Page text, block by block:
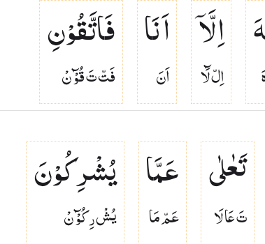
اِلَّاۤ
اِلّ لَٓا
اَنَا
اَنَ
فَاتَّقُوْنِ
فَتّ تَ قُوْٓ نْ
تَعٰلٰی
تَ عَا لَا
عَمَّا
عَمّ مَا
یُشْرِكُوْنَ
يُشْ رِ كُوْٓ نْ